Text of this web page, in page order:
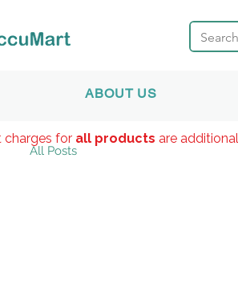
ABOUT US
All Posts
charges forall products are